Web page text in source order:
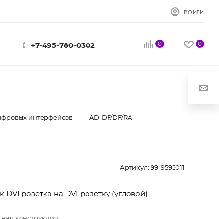
ВОЙТИ
+7-495-780-0302 0 0
интерфейсов — AD-DF/DF/RA
Артикул: 99-9595011
DVI розетка на DVI розетку (угловой)